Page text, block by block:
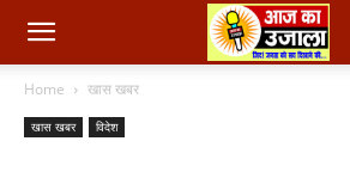
Home खास खबर
खास खबर विदेश